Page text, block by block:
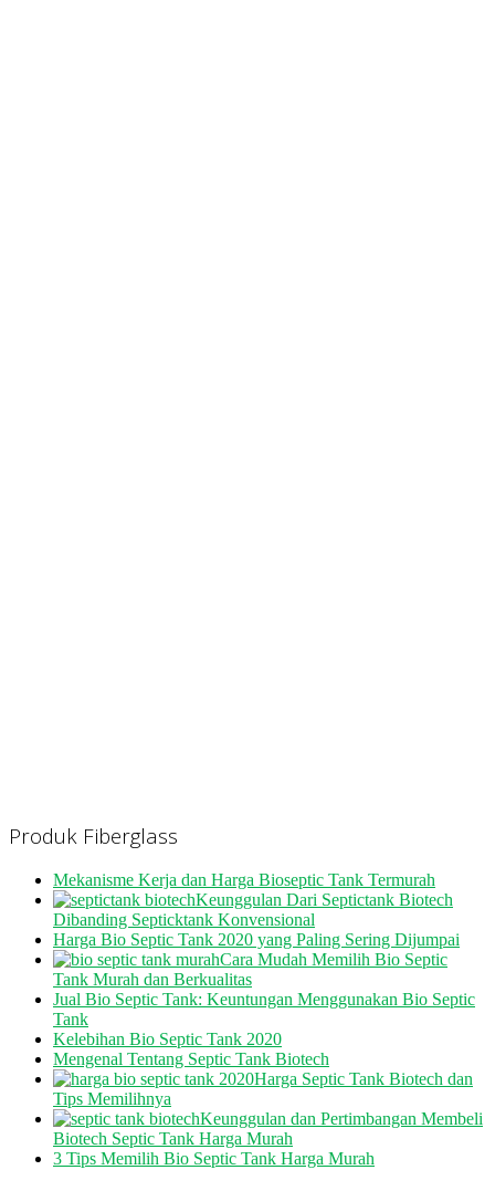
Produk Fiberglass
Mekanisme Kerja dan Harga Bioseptic Tank Termurah
Keunggulan Dari Septictank Biotech
Dibanding Septicktank Konvensional
Harga Bio Septic Tank 2020 yang Paling Sering Dijumpai
Cara Mudah Memilih Bio Septic
Tank Murah dan Berkualitas
Jual Bio Septic Tank: Keuntungan Menggunakan Bio Septic
Tank
Kelebihan Bio Septic Tank 2020
Mengenal Tentang Septic Tank Biotech
Harga Septic Tank Biotech dan
Tips Memilihnya
Keunggulan dan Pertimbangan Membeli
Biotech Septic Tank Harga Murah
3 Tips Memilih Bio Septic Tank Harga Murah